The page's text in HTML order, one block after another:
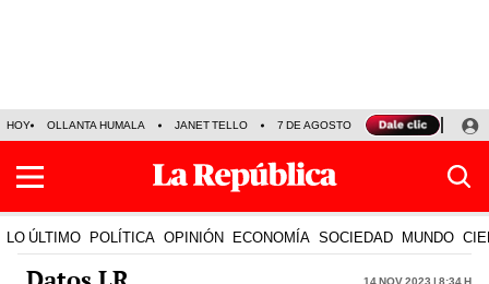
HOY OLLANTA HUMALA JANET TELLO 7 DE AGOSTO TINKA RESULTADOS
LO ÚLTIMO POLÍTICA OPINIÓN ECONOMÍA SOCIEDAD MUNDO
14 Nov 2023 | 8:34 h